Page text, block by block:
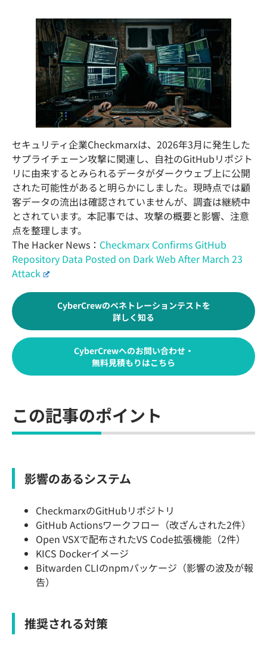
セキュリティ企業Checkmarxは、2026年3月に発生した
サプライチェーン攻撃に関連し、自社のGitHubリポジト
リに由来するとみられるデータがダークウェブ上に公開
された可能性があると明らかにしました。現時点では顧
客データの流出は確認されていませんが、調査は継続中
とされています。本記事では、攻撃の概要と影響、注意
点を整理します。
The Hacker News： Checkmarx Confirms GitHub
Repository Data Posted on Dark Web After March 23
Attack
CyberCrewのペネトレーションテストを
詳しく知る
CyberCrewへのお問い合わせ・
無料見積もりはこちら
この記事のポイント
影響のあるシステム
CheckmarxのGitHubリポジトリ
GitHub Actionsワークフロー（改ざんされた2件）
Open VSXで配布されたVS Code拡張機能（2件）
KICS Dockerイメージ
Bitwarden CLIのnpmパッケージ（影響の波及が報
告）
推奨される対策